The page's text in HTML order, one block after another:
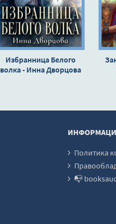
Избранница Белого
волка - Инна Дворцова
Политика
📭